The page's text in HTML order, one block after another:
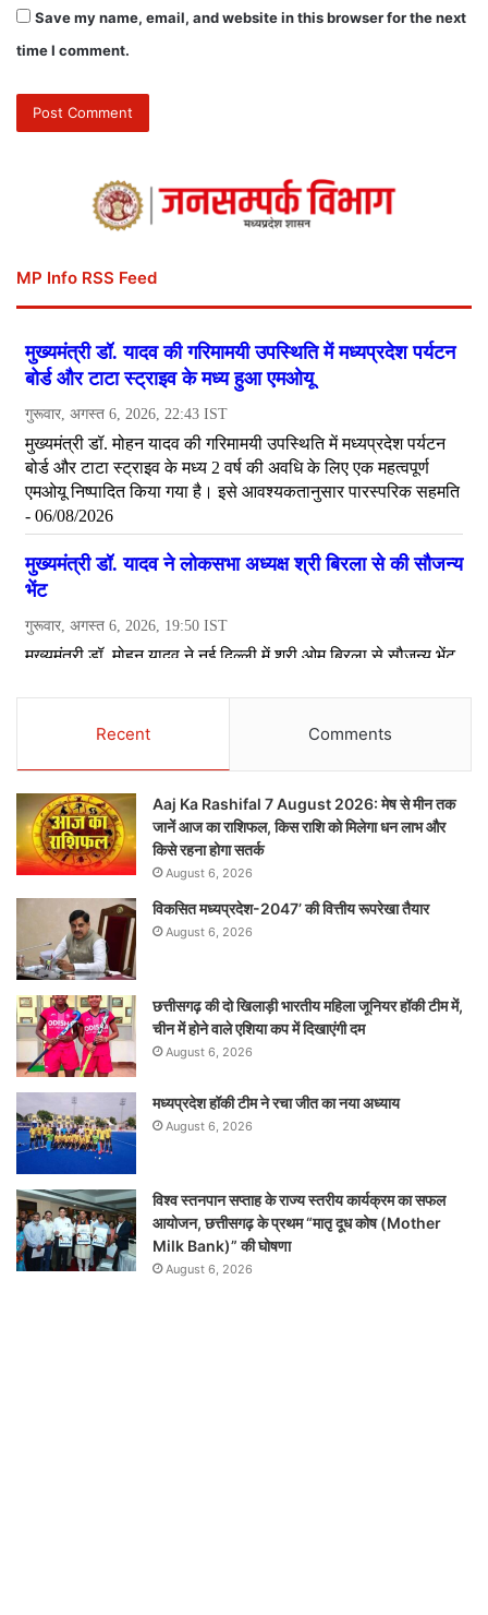
Save my name, email, and website in this browser for the next
time I comment.
MP Info RSS Feed
Recent Comments
Aaj Ka Rashifal 7 August 2026: मेष से मीन तक
जानें आज का राशिफल, किस राशि को मिलेगा धन लाभ और
किसे रहना होगा सतर्क
August 6, 2026
विकसित मध्यप्रदेश-2047’ की वित्तीय रूपरेखा तैयार
August 6, 2026
छत्तीसगढ़ की दो खिलाड़ी भारतीय महिला जूनियर हॉकी टीम में,
चीन में होने वाले एशिया कप में दिखाएंगी दम
August 6, 2026
मध्यप्रदेश हॉकी टीम ने रचा जीत का नया अध्याय
August 6, 2026
विश्व स्तनपान सप्ताह के राज्य स्तरीय कार्यक्रम का सफल
आयोजन, छत्तीसगढ़ के प्रथम “मातृ दूध कोष (Mother
Milk Bank)” की घोषणा
August 6, 2026